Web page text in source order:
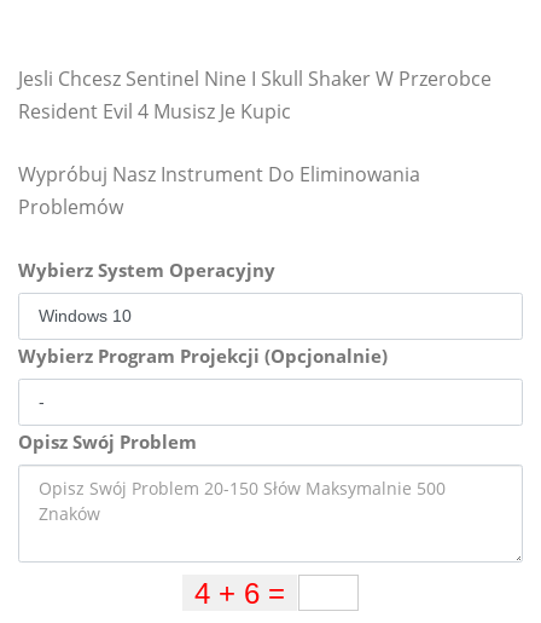
Jesli Chcesz Sentinel Nine I Skull Shaker W Przerobce
Resident Evil 4 Musisz Je Kupic
Wypróbuj Nasz Instrument Do Eliminowania
Problemów
Wybierz System Operacyjny
Wybierz Program Projekcji (Opcjonalnie)
Opisz Swój Problem